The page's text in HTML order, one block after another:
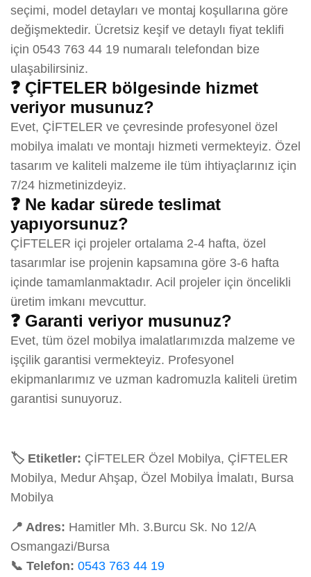
seçimi, model detayları ve montaj koşullarına göre
değişmektedir. Ücretsiz keşif ve detaylı fiyat teklifi
için 0543 763 44 19 numaralı telefondan bize
ulaşabilirsiniz.
❓ ÇİFTELER bölgesinde hizmet
veriyor musunuz?
Evet, ÇİFTELER ve çevresinde profesyonel özel
mobilya imalatı ve montajı hizmeti vermekteyiz. Özel
tasarım ve kaliteli malzeme ile tüm ihtiyaçlarınız için
7/24 hizmetinizdeyiz.
❓ Ne kadar sürede teslimat
yapıyorsunuz?
ÇİFTELER içi projeler ortalama 2-4 hafta, özel
tasarımlar ise projenin kapsamına göre 3-6 hafta
içinde tamamlanmaktadır. Acil projeler için öncelikli
üretim imkanı mevcuttur.
❓ Garanti veriyor musunuz?
Evet, tüm özel mobilya imalatlarımızda malzeme ve
işçilik garantisi vermekteyiz. Profesyonel
ekipmanlarımız ve uzman kadromuzla kaliteli üretim
garantisi sunuyoruz.
🏷️ Etiketler: ÇİFTELER Özel Mobilya, ÇİFTELER
Mobilya, Medur Ahşap, Özel Mobilya İmalatı, Bursa
Mobilya
📍 Adres: Hamitler Mh. 3.Burcu Sk. No 12/A
Osmangazi/Bursa
📞 Telefon: 0543 763 44 19